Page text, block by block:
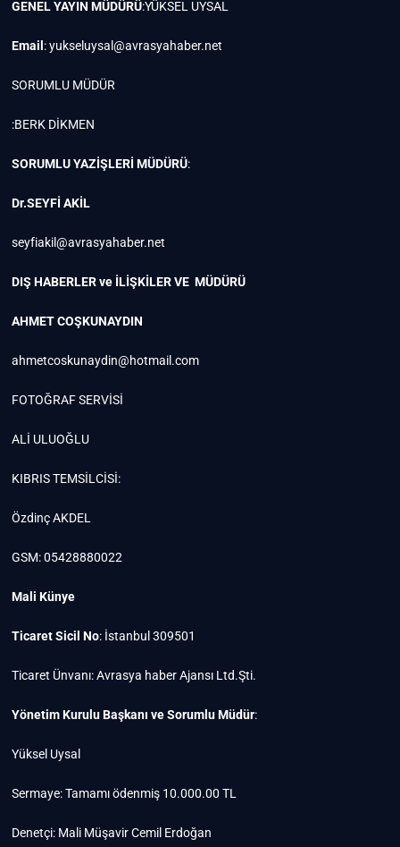
GENEL YAYIN MÜDÜRÜ:YÜKSEL UYSAL
Email :yukseluysal@avrasyahaber.net
SORUMLU MÜDÜR
:BERK DİKMEN
SORUMLU YAZİŞLERİ MÜDÜRÜ:
Dr.SEYFİ AKİL
seyfiakil@avrasyahaber.net
DIŞ HABERLER ve İLİŞKİLER VE MÜDÜRÜ
AHMET COŞKUNAYDIN
ahmetcoskunaydin@hotmail.com
FOTOĞRAF SERVİSİ
ALİ ULUOĞLU
KIBRIS TEMSİLCİSİ:
Özdinç AKDEL
GSM: 05428880022
Mali Künye
Ticaret Sicil No: İstanbul 309501
Ticaret Ünvanı: Avrasya haber Ajansı Ltd.Şti.
Yönetim Kurulu Başkanı ve Sorumlu Müdür:
Yüksel Uysal
Sermaye: Tamamı ödenmiş 10.000.00 TL
Denetçi: Mali Müşavir Cemil Erdoğan